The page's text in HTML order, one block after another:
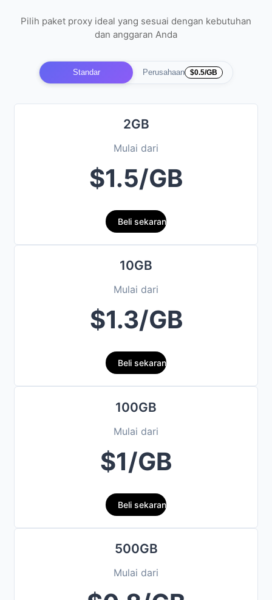
Pilih paket proxy ideal yang sesuai dengan kebutuhan
dan anggaran Anda
Standar Perusahaan $0.5/GB
2GB
Mulai dari
$1.5/GB
Beli sekarang
10GB
Mulai dari
$1.3/GB
Beli sekarang
100GB
Mulai dari
$1/GB
Beli sekarang
500GB
Mulai dari